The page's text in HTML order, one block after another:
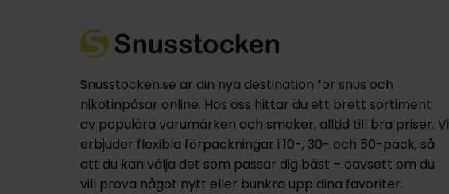
Snusstocken.se är din nya destination för snus och
nikotinpåsar online. Hos oss hittar du ett brett sortiment
av populära varumärken och smaker, alltid till bra priser. Vi
erbjuder flexibla förpackningar i 10-, 30- och 50-pack, så
att du kan välja det som passar dig bäst – oavsett om du
vill prova något nytt eller bunkra upp dina favoriter.